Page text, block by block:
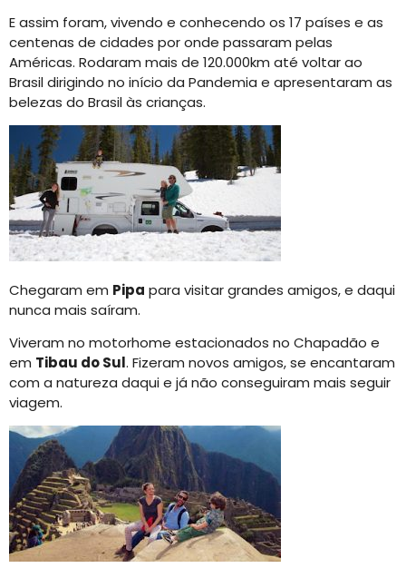
E assim foram, vivendo e conhecendo os 17 países e as
centenas de cidades por onde passaram pelas
Américas. Rodaram mais de 120.000km até voltar ao
Brasil dirigindo no início da Pandemia e apresentaram as
belezas do Brasil às crianças.
Chegaram em Pipa para visitar grandes amigos, e daqui
nunca mais saíram.
Viveram no motorhome estacionados no Chapadão e
em Tibau do Sul. Fizeram novos amigos, se encantaram
com a natureza daqui e já não conseguiram mais seguir
viagem.